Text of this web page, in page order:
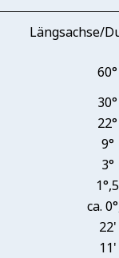
Längsachse/
60°
30°
22°
9°
3°
1°,5
ca.
22'
11'